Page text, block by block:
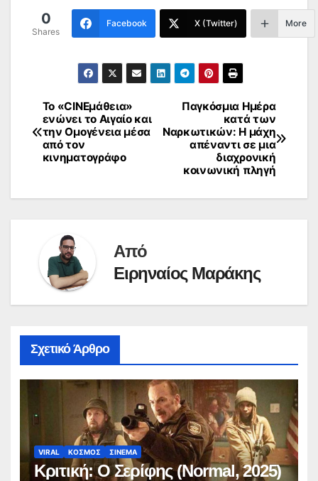
0
Shares
Facebook X (Twitter) More
Πλοήγηση
άρθρων
Παγκόσμια Ημέρα
κατά των
Ναρκωτικών: Η μάχη
απέναντι σε μια
διαχρονική
κοινωνική πληγή
Το «CINEμάθεια»
ενώνει το Αιγαίο και
την Ομογένεια μέσα
από τον
κινηματογράφο
Από
Ειρηναίος Μαράκης
Σχετικό Άρθρο
VIRAL ΚΟΣΜΟΣ ΣΙΝΕΜΑ
Κριτική: Ο Σερίφης (Normal, 2025)